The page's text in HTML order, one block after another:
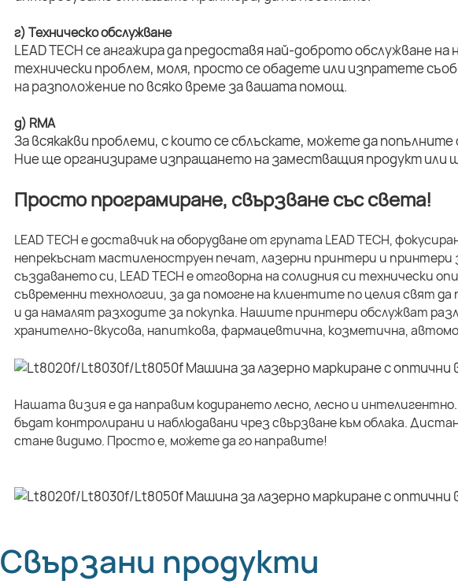
г) Техническо обслужване
LEAD TECH се ангажира да предоставя най-доброто обслужване
технически проблем, моля, просто се обадете или изпратете
на разположение по всяко време за вашата помощ.
д) RMA
За всякакви проблеми, с които се сблъскате, можете да
Ние ще организираме изпращането на заместващия продукт или
Просто програмиране, свързване със света!
LEAD TECH е доставчик на оборудване от групата LEAD TECH,
непрекъснат мастиленоструен печат, лазерни принтери и принтери
създаването си, LEAD TECH е отговорна на солидния си технически
съвременни технологии, за да помогне на клиентите по целия свят
и да намалят разходите за покупка. Нашите принтери обслужват
хранително-вкусова, напиткова, фармацевтична, козметична,
Нашата визия е да направим кодирането лесно, лесно и
бъдат контролирани и наблюдавани чрез свързване към облака.
стане видимо. Просто е, можете да го направите!
Свързани продукти